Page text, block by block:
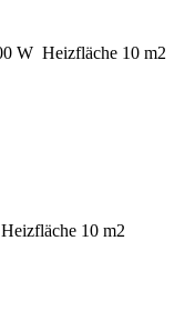
W Heizfläche 10 m2
Heizfläche 10 m2